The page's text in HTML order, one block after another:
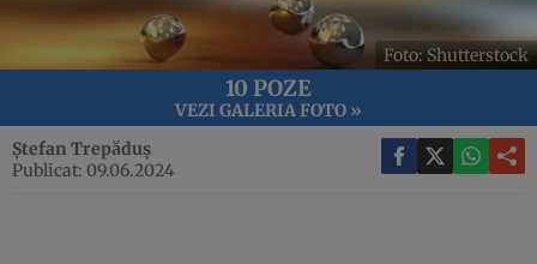
Foto: Shutterstock
10 POZE
VEZI GALERIA FOTO »
Ștefan Trepăduș
Publicat: 09.06.2024